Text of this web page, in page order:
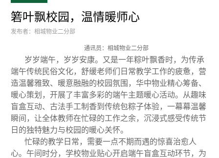
箬叶飘校园，温情暖师心
发布者：相城物业二分部
通讯员：相城物业二分部
岁岁端午，岁岁安康。又是一年粽叶飘香时，为传承
端午传统民俗文化，舒缓老师们日常教学工作的疲惫，营
造温馨雅致、暖意融融的校园氛围，华中物业精心筹备、
暖心策划，开展了丰富多彩的端午主题暖心活动。从趣味
盲盒互动、古法手工制香到传统包粽子体验，一幕幕温馨
瞬间，让全体教师在忙碌的工作之余，沉浸式感受传统节
日的独特魅力与校园的暖心关怀。
忙碌的教学日常，需要一点不期而遇的惊喜治愈人
心。午间时分，学校物业贴心开启端午盲盒互动环节，为